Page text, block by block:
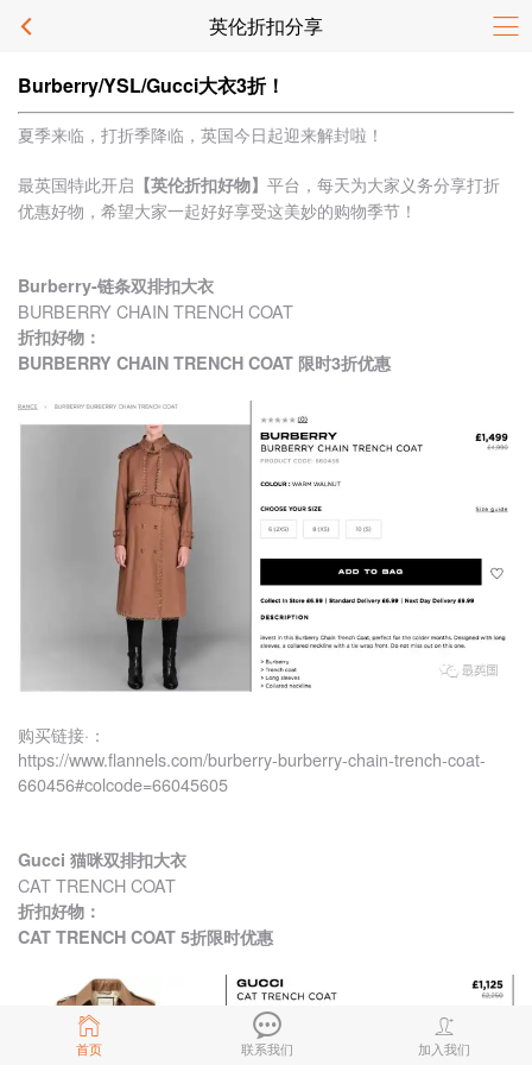
英伦折扣分享
首页 联系我们 加入我们
Burberry/YSL/Gucci大衣3折！
夏季来临，打折季降临，英国今日起迎来解封啦！
最英国特此开启 【英伦折扣好物】 平台，每天为大家义务分享打折
优惠好物，希望大家一起好好享受这美妙的购物季节！
Burberry-链条双排扣大衣
BURBERRY CHAIN TRENCH COAT
折扣好物：
BURBERRY CHAIN TRENCH COAT 限时3折优惠
购买链接·：
https://www.flannels.com/burberry-burberry-chain-trench-coat-
660456#colcode=66045605
Gucci 猫咪双排扣大衣
CAT TRENCH COAT
折扣好物：
CAT TRENCH COAT 5折限时优惠